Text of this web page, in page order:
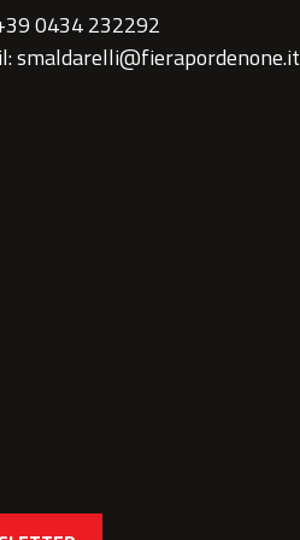
0434 232292
smaldarelli@fierapordenone.it